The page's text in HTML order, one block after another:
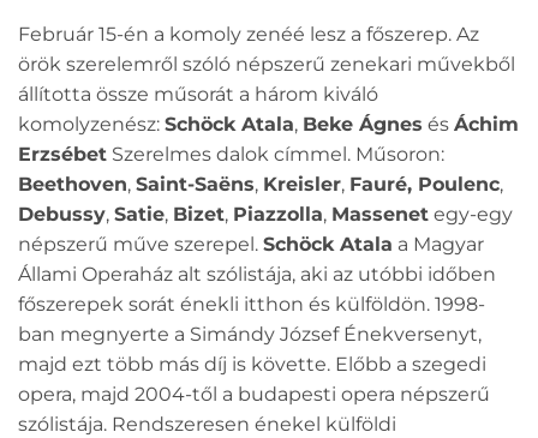
Február 15-én a komoly zenéé lesz a főszerep. Az
örök szerelemről szóló népszerű zenekari művekből
állította össze műsorát a három kiváló
komolyzenész: Schöck Atala, Beke Ágnes és Áchim
Erzsébet Szerelmes dalok címmel. Műsoron:
Beethoven, Saint-Saëns, Kreisler, Fauré, Poulenc,
Debussy, Satie, Bizet, Piazzolla, Massenet egy-egy
népszerű műve szerepel. Schöck Atala a Magyar
Állami Operaház alt szólistája, aki az utóbbi időben
főszerepek sorát énekli itthon és külföldön. 1998-
ban megnyerte a Simándy József Énekversenyt,
majd ezt több más díj is követte. Előbb a szegedi
opera, majd 2004-től a budapesti opera népszerű
szólistája. Rendszeresen énekel külföldi